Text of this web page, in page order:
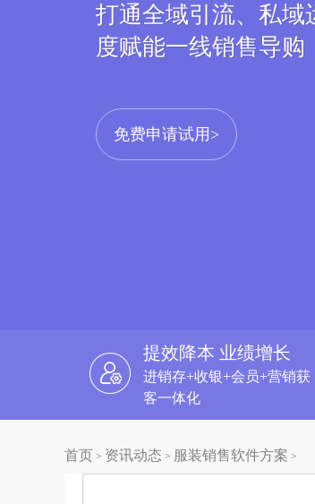
服装专属小程序电商
库存、订单等数据实
免费申请试用>
提效降本 业绩增长
进销存+收银+会员+营销获
客一体化
首页 > 资讯动态 > 服装销售软件方案 >